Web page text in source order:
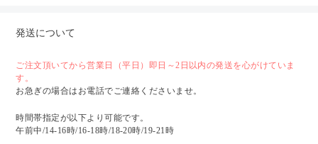
発送について
ご注文頂いてから営業日（平日）即日～2日以内の発送を心がけていま
す。
お急ぎの場合はお電話でご連絡くださいませ。
時間帯指定が以下より可能です。
午前中/14-16時/16-18時/18-20時/19-21時